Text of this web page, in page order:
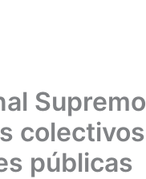
públicas